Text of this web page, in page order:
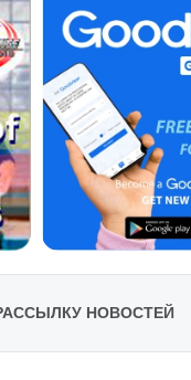
НОВОСТЕЙ